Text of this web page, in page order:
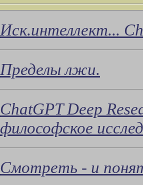
Иск.интеллект...
Пределы лжи.
ChatGPT Deep
философское
Смотреть - и